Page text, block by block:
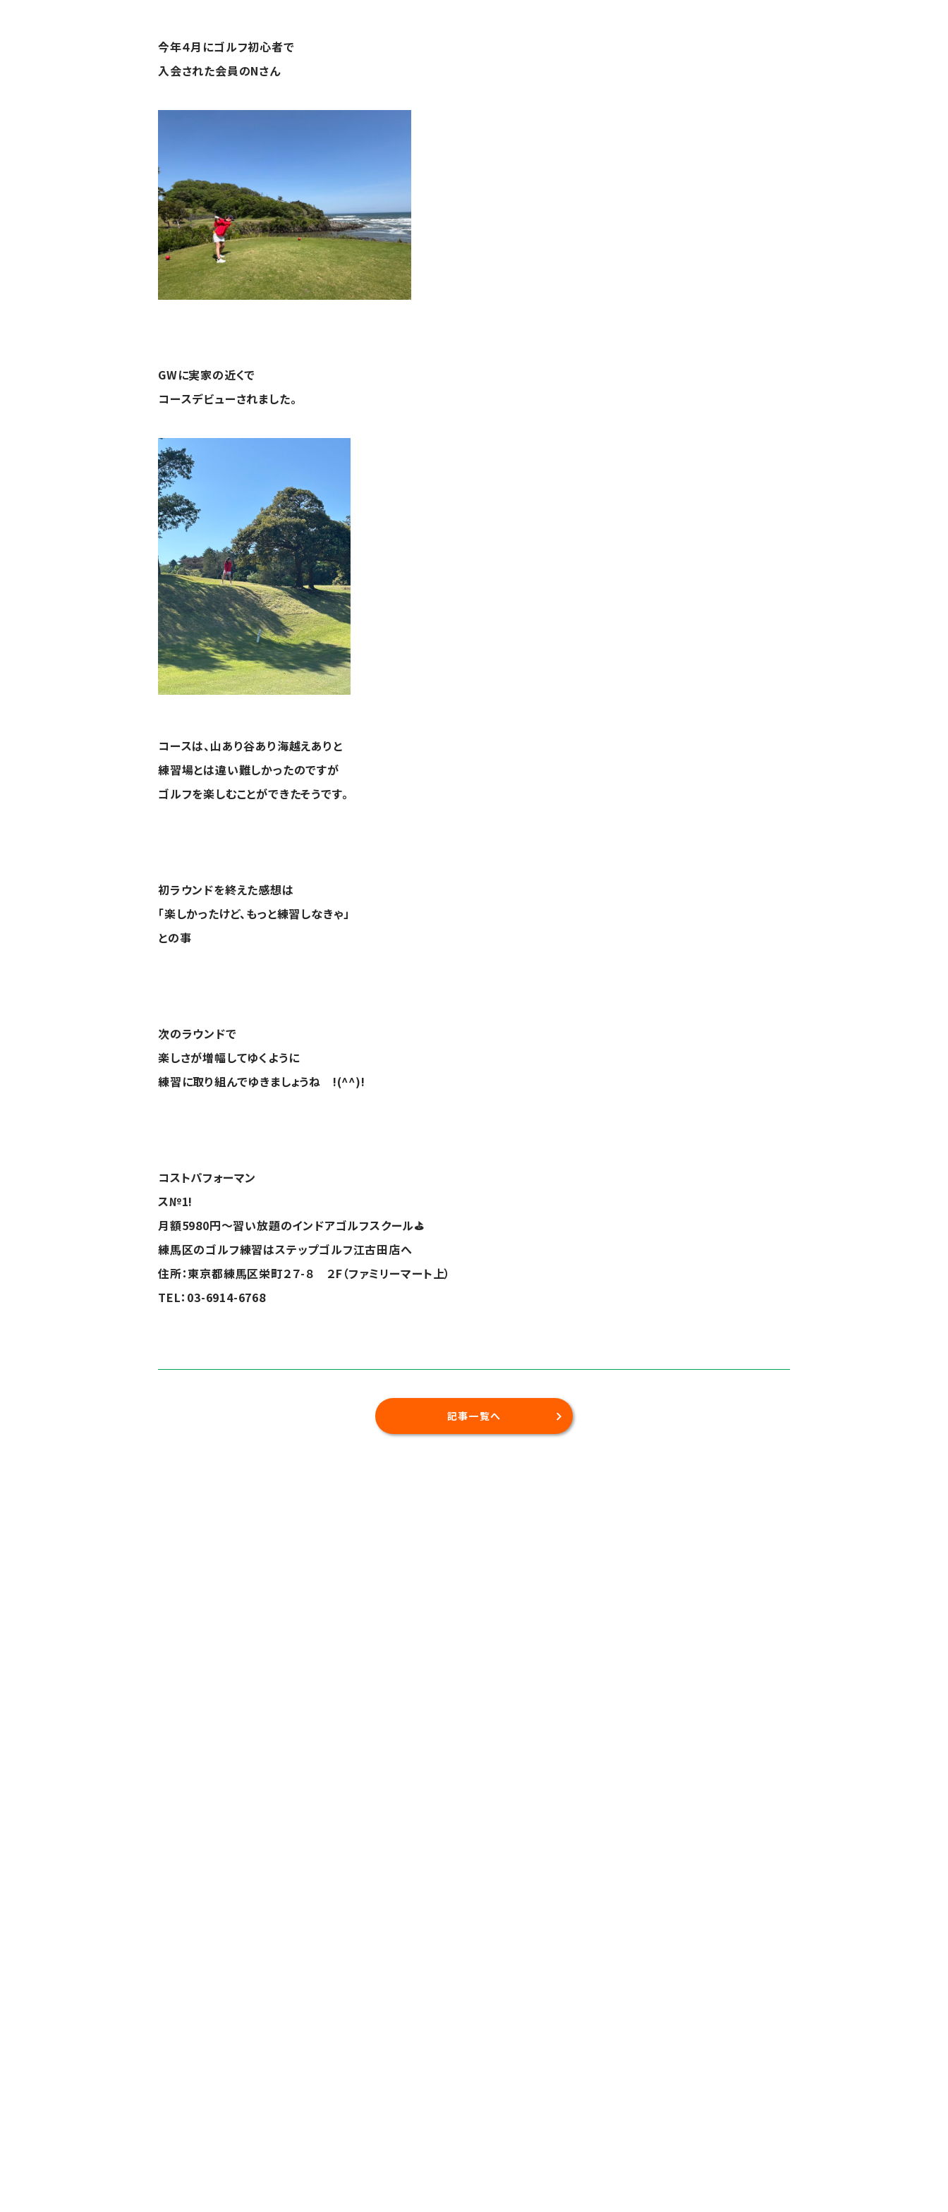
今年４月にゴルフ初心者で
入会された会員のNさん
GWに実家の近くで
コースデビューされました。
コースは、山あり谷あり海越えありと
練習場とは違い難しかったのですが
ゴルフを楽しむことができたそうです。
初ラウンドを終えた感想は
「楽しかったけど、もっと練習しなきゃ」
との事
次のラウンドで
楽しさが増幅してゆくように
練習に取り組んでゆきましょうね !(^^)!
コストパフォーマン
ス№1!
月額5980円～習い放題のインドアゴルフスクール⛳
練馬区のゴルフ練習はステップゴルフ江古田店へ
住所：東京都練馬区栄町２７-８ ２F（ファミリーマート上）
TEL：03-6914-6768
記事一覧へ